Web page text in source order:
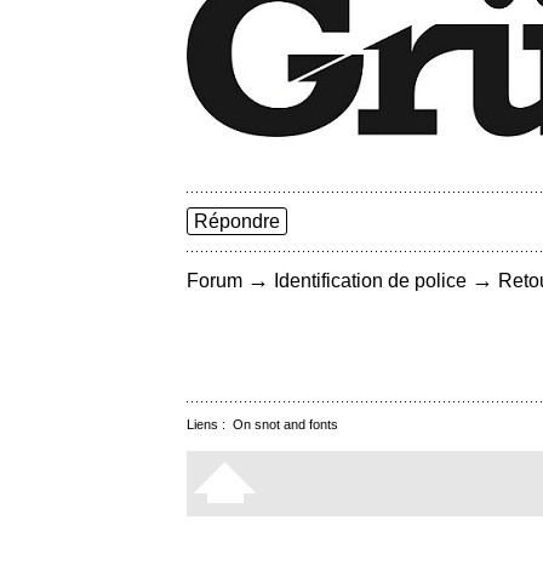
Répondre
Forum → Identification de police →
Liens : On snot and fonts